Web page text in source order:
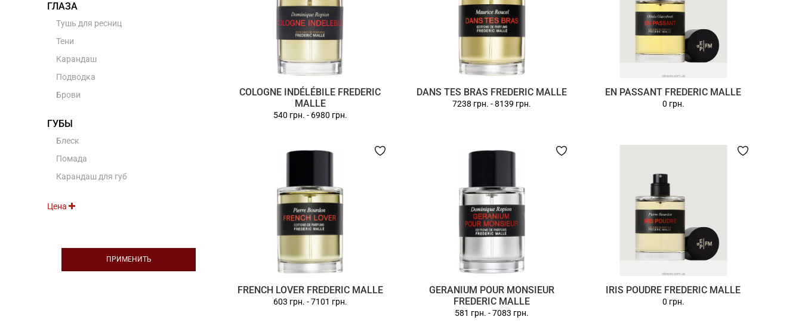
ГЛАЗА
Тушь для ресниц
Тени
Карандаш
Подводка
Брови
ГУБЫ
Блеск
Помада
Карандаш для губ
Цена
ПРИМЕНИТЬ
COLOGNE INDÉLÉBILE FREDERIC
MALLE
540 грн. - 6980 грн.
DANS TES BRAS FREDERIC MALLE
7238 грн. -8139 грн.
EN PASSANT FREDERIC MALLE
0 грн.
FRENCH LOVER FREDERIC MALLE
603 грн. -7101 грн.
GERANIUM POUR MONSIEUR
FREDERIC MALLE
581 грн. -7083 грн.
IRIS POUDRE FREDERIC MALLE
0 грн.